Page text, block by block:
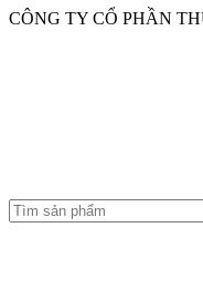
CÔNG TY CỔ PHẦN